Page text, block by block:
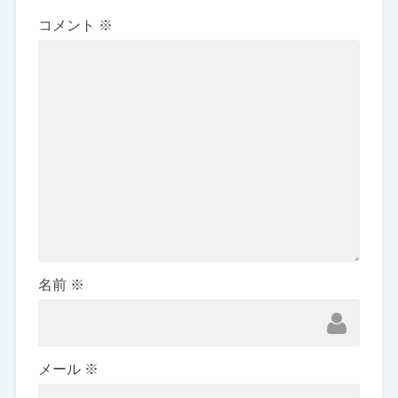
コメント ※
名前 ※
メール ※